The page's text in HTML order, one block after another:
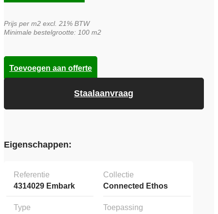
€55,00.
€39,95.
Prijs per m2 excl. 21% BTW
Minimale bestelgrootte: 100 m2
Staalaanvraag
Toevoegen aan offerte
Eigenschappen:
Referentie
4314029 Embark
Collectie
Connected Ethos
Type
Toepassing